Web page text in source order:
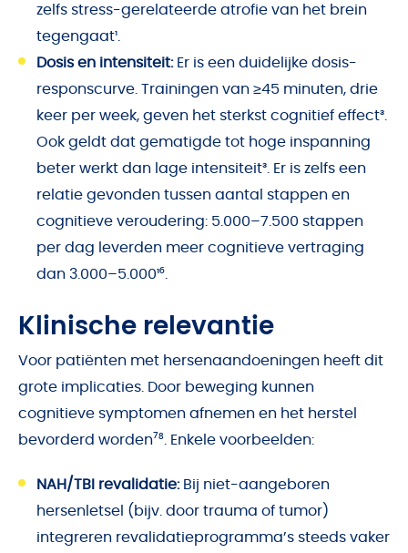
zelfs stress-gerelateerde atrofie van het brein
tegengaat¹.
Dosis en intensiteit:Er is een duidelijke dosis-
responscurve. Trainingen van ≥45 minuten, drie
keer per week, geven het sterkst cognitief effect³.
Ook geldt dat gematigde tot hoge inspanning
beter werkt dan lage intensiteit³. Er is zelfs een
relatie gevonden tussen aantal stappen en
cognitieve veroudering: 5.000–7.500 stappen
per dag leverden meer cognitieve vertraging
dan 3.000–5.000¹⁶.
Klinische relevantie
Voor patiënten met hersenaandoeningen heeft dit
grote implicaties. Door beweging kunnen
cognitieve symptomen afnemen en het herstel
bevorderd worden⁷⁸. Enkele voorbeelden:
NAH/TBI revalidatie:Bij niet-aangeboren
hersenletsel (bijv. door trauma of tumor)
integreren revalidatieprogramma’s steeds vaker